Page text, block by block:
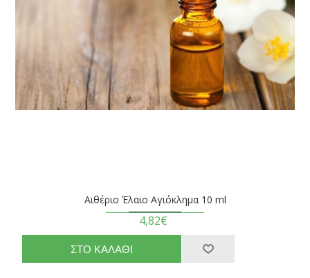
Αιθέριο Έλαιο Αγιόκλημα 10 ml
4,82€